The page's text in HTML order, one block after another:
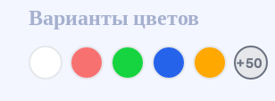
Варианты цветов
+50